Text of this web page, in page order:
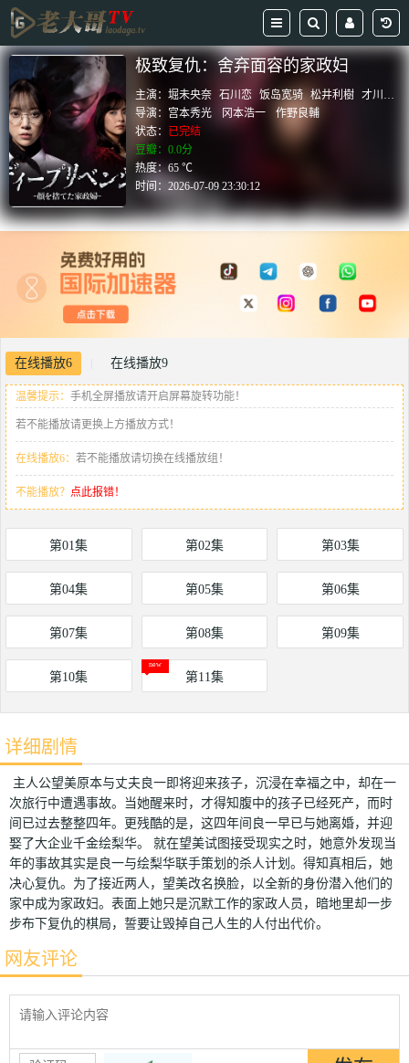
极致复仇：舍弃面容的家政妇
主演：堀未央奈 石川恋 饭岛宽骑 松井利樹 才川康史
导演： 宫本秀光 冈本浩一
作野良輔
状态： 已完结
豆瓣：0.0分
热度：65 ℃
时间：2026-07-09 23:30:12
在线播放6 在线播放9
温馨提示： 手机全屏播放请开启屏幕旋转功能！
若不能播放请更换上方播放方式！
在线播放6： 若不能播放请切换在线播放组！
不能播放？ 点此报错！
第01集 第02集 第03集
第04集 第05集 第06集
第07集 第08集 第09集
第10集 第11集
详细剧情
主人公望美原本与丈夫良一即将迎来孩子，沉浸在幸福之中，却在一
次旅行中遭遇事故。当她醒来时，才得知腹中的孩子已经死产，而时
间已过去整整四年。更残酷的是，这四年间良一早已与她离婚，并迎
娶了大企业千金绘梨华。 就在望美试图接受现实之时，她意外发现当
年的事故其实是良一与绘梨华联手策划的杀人计划。得知真相后，她
决心复仇。为了接近两人，望美改名换脸，以全新的身份潜入他们的
家中成为家政妇。表面上她只是沉默工作的家政人员，暗地里却一步
步布下复仇的棋局，誓要让毁掉自己人生的人付出代价。
网友评论